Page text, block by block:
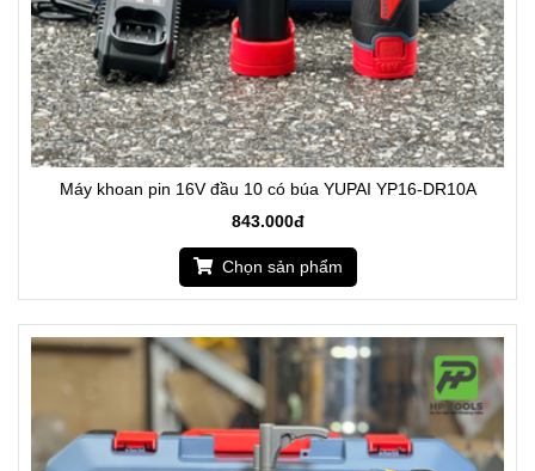
Máy khoan pin 16V đầu 10 có búa YUPAI YP16-DR10A
843.000đ
Chọn sản phẩm